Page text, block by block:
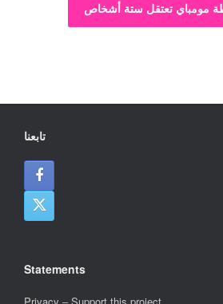
تابعنا
Statements
Privacy –Support this project